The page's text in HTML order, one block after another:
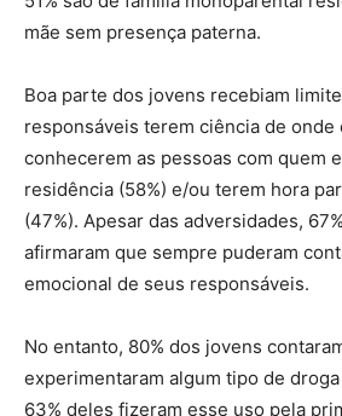
mãe sem presença paterna.
Boa parte dos jovens recebiam
responsáveis terem ciência de onde
conhecerem as pessoas com quem
residência (58%) e/ou terem hora
(47%). Apesar das adversidades,
afirmaram que sempre puderam
emocional de seus responsáveis.
No entanto, 80% dos jovens
experimentaram algum tipo de
63% deles fizeram esse uso pela